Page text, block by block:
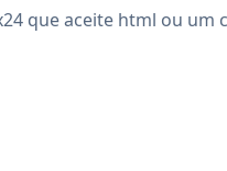
que aceite html ou um